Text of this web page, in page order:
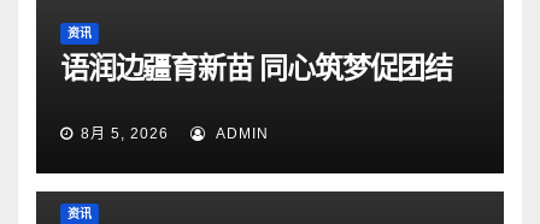
资讯
语润边疆育新苗 同心筑梦促团结
8月 5, 2026 ADMIN
资讯